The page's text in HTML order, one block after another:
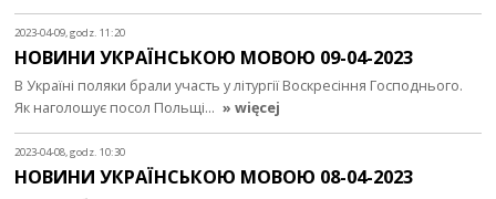
2023-04-09, godz. 11:20
НОВИНИ УКРАЇНСЬКОЮ МОВОЮ 09-04-2023
В Україні поляки брали участь у літургії Воскресіння Господнього.
Як наголошує посол Польщі… » więcej
2023-04-08, godz. 10:30
НОВИНИ УКРАЇНСЬКОЮ МОВОЮ 08-04-2023